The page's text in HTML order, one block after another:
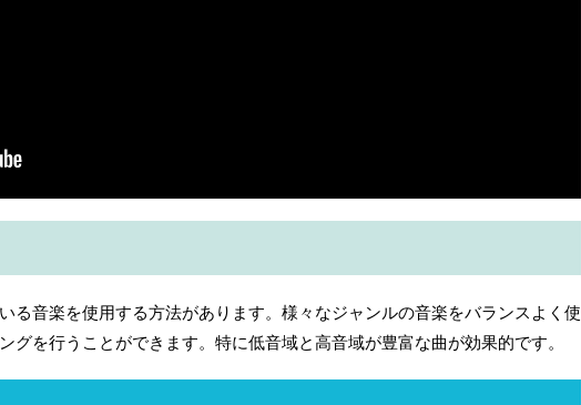
る音楽を使用する方法があります。様々なジャンルの音楽をバランスよく使
グを行うことができます。特に低音域と高音域が豊富な曲が効果的です。